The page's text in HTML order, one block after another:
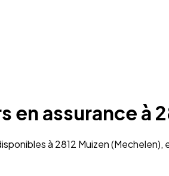
en assurance à
à 2812 Muizen (Mechelen),